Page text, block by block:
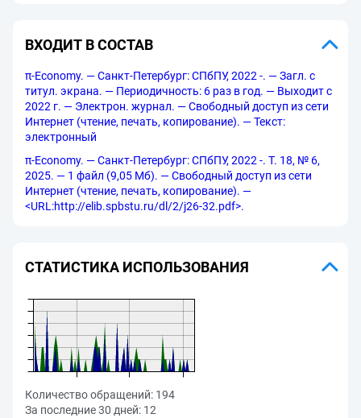
ВХОДИТ В СОСТАВ
π-Economy. — Санкт-Петербург: СПбПУ, 2022 -. — Загл. с
титул. экрана. — Периодичность: 6 раз в год. — Выходит с
2022 г. — Электрон. журнал. — Свободный доступ из сети
Интернет (чтение, печать, копирование). — Текст:
электронный
π-Economy. — Санкт-Петербург: СПбПУ, 2022 -. Т. 18, № 6,
2025. — 1 файл (9,05 Мб). — Свободный доступ из сети
Интернет (чтение, печать, копирование). —
<URL:http://elib.spbstu.ru/dl/2/j26-32.pdf>.
СТАТИСТИКА ИСПОЛЬЗОВАНИЯ
Количество обращений: 194
За последние 30 дней: 12